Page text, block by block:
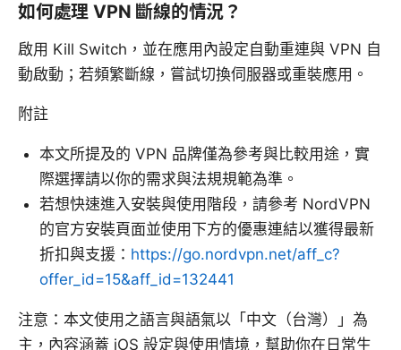
如何處理 VPN 斷線的情況？
啟用 Kill Switch，並在應用內設定自動重連與 VPN 自
動啟動；若頻繁斷線，嘗試切換伺服器或重裝應用。
附註
本文所提及的 VPN 品牌僅為參考與比較用途，實
際選擇請以你的需求與法規規範為準。
若想快速進入安裝與使用階段，請參考 NordVPN
的官方安裝頁面並使用下方的優惠連結以獲得最新
折扣與支援： https://go.nordvpn.net/aff_c?
offer_id=15&aff_id=132441
注意：本文使用之語言與語氣以「中文（台灣）」為
主，內容涵蓋 iOS 設定與使用情境，幫助你在日常生